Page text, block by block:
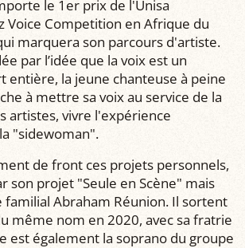
le 1er prix de l'Unisa
Voice Competition en Afrique du
marquera son parcours d'artiste.
par l’idée que la voix est un
entière, la jeune chanteuse à peine
à mettre sa voix au service de la
artistes, vivre l'expérience
"sidewoman".
de front ces projets personnels,
son projet "Seule en Scène" mais
familial Abraham Réunion. Il sortent
même nom en 2020, avec sa fratrie
est également la soprano du groupe